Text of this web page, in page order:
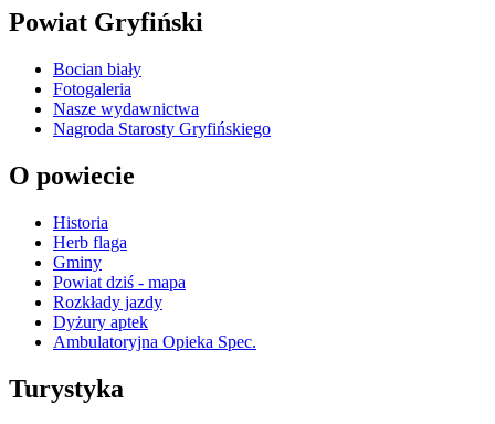
Powiat Gryfiński
Bocian biały
Fotogaleria
Nasze wydawnictwa
Nagroda Starosty Gryfińskiego
O powiecie
Historia
Herb flaga
Gminy
Powiat dziś - mapa
Rozkłady jazdy
Dyżury aptek
Ambulatoryjna Opieka Spec.
Turystyka